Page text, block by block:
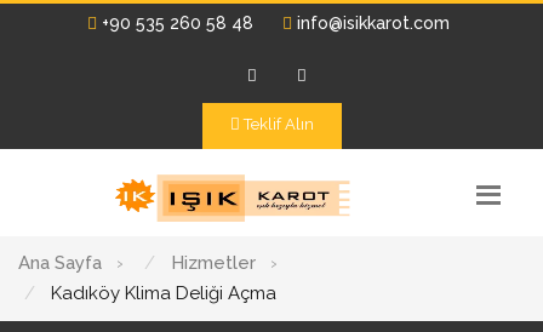
+90 535 260 58 48 info@isikkarot.com
Teklif Alın
Ana Sayfa › Hizmetler
›
Kadıköy Klima Deliği Açma